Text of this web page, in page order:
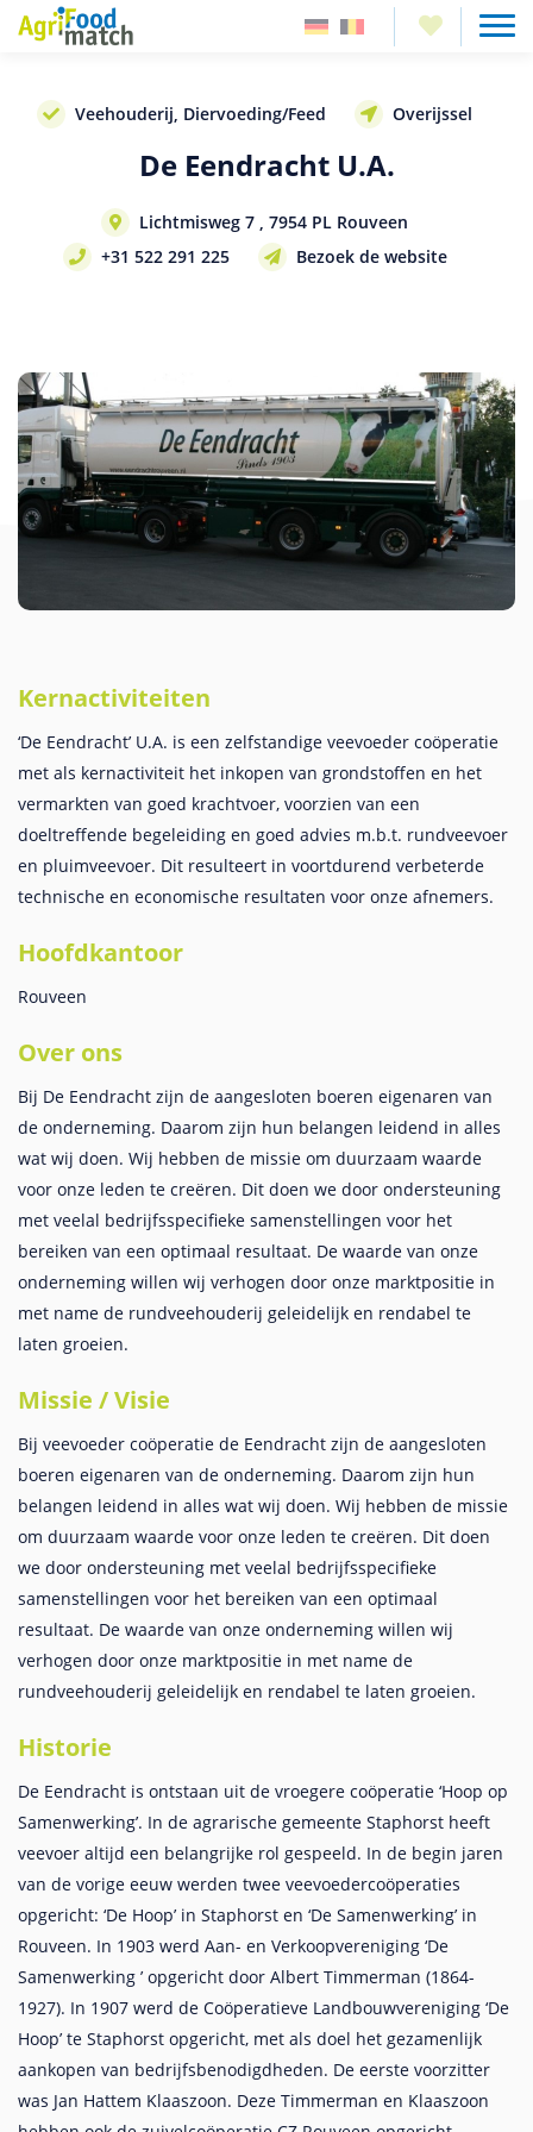
Veehouderij, Diervoeding/Feed Overijssel
De Eendracht U.A.
Lichtmisweg 7 , 7954 PL Rouveen
+31 522 291 225
Bezoek de website
Kernactiviteiten
‘De Eendracht’ U.A. is een zelfstandige veevoeder coöperatie
met als kernactiviteit het inkopen van grondstoffen en het
vermarkten van goed krachtvoer, voorzien van een
doeltreffende begeleiding en goed advies m.b.t. rundveevoer
en pluimveevoer. Dit resulteert in voortdurend verbeterde
technische en economische resultaten voor onze afnemers.
Hoofdkantoor
Rouveen
Over ons
Bij De Eendracht zijn de aangesloten boeren eigenaren van
de onderneming. Daarom zijn hun belangen leidend in alles
wat wij doen. Wij hebben de missie om duurzaam waarde
voor onze leden te creëren. Dit doen we door ondersteuning
met veelal bedrijfsspecifieke samenstellingen voor het
bereiken van een optimaal resultaat. De waarde van onze
onderneming willen wij verhogen door onze marktpositie in
met name de rundveehouderij geleidelijk en rendabel te
laten groeien.
Missie / Visie
Bij veevoeder coöperatie de Eendracht zijn de aangesloten
boeren eigenaren van de onderneming. Daarom zijn hun
belangen leidend in alles wat wij doen. Wij hebben de missie
om duurzaam waarde voor onze leden te creëren. Dit doen
we door ondersteuning met veelal bedrijfsspecifieke
samenstellingen voor het bereiken van een optimaal
resultaat. De waarde van onze onderneming willen wij
verhogen door onze marktpositie in met name de
rundveehouderij geleidelijk en rendabel te laten groeien.
Historie
De Eendracht is ontstaan uit de vroegere coöperatie ‘Hoop op
Samenwerking’. In de agrarische gemeente Staphorst heeft
veevoer altijd een belangrijke rol gespeeld. In de begin jaren
van de vorige eeuw werden twee veevoedercoöperaties
opgericht: ‘De Hoop’ in Staphorst en ‘De Samenwerking’ in
Rouveen. In 1903 werd Aan- en Verkoopvereniging ‘De
Samenwerking ’ opgericht door Albert Timmerman (1864-
1927). In 1907 werd de Coöperatieve Landbouwvereniging ‘De
Hoop’ te Staphorst opgericht, met als doel het gezamenlijk
aankopen van bedrijfsbenodigdheden. De eerste voorzitter
was Jan Hattem Klaaszoon. Deze Timmerman en Klaaszoon